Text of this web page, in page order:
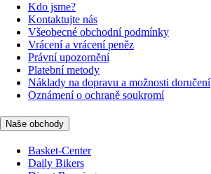
Kdo jsme?
Kontaktujte nás
Všeobecné obchodní podmínky
Vrácení a vrácení peněz
Právní upozornění
Platební metody
Náklady na dopravu a možnosti doručení
Oznámení o ochraně soukromí
Naše obchody
Basket-Center
Daily Bikers